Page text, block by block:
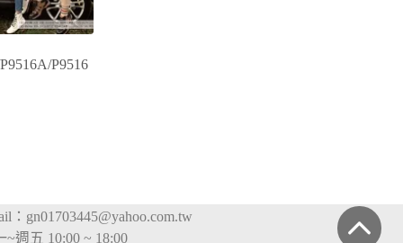
P9516
： gn01703445@yahoo.com.tw
~週五 10:00 ~ 18:00